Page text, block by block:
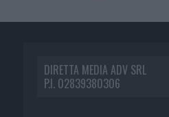
DIRETTA MEDIA ADV SRL
P.I. 02839380306